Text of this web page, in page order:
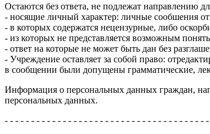
Остаются без ответа, не подлежат направлению
- носящие личный характер: личные сообшения
- в которых содержатся нецензурные, либо
- из которых не представляется возможным
- ответ на которые не может быть дан без
- Учреждение оставляет за собой право:
в сообщении были допущены грамматические,
Информация о персональных данных граждан,
персональных данных.
- - - - - - - - - - - - - - - - - - - - - - - - - - - - - - - - - - - - - -